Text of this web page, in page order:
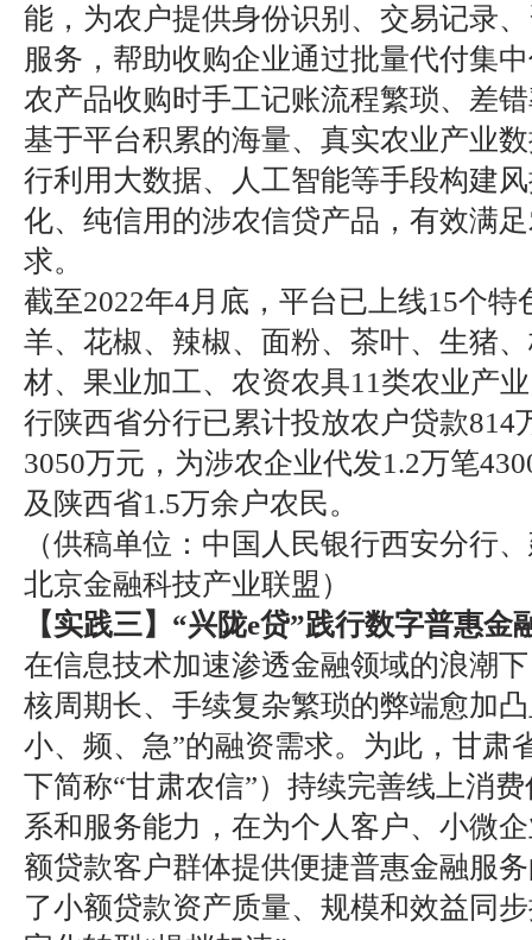
能，为农户提供身份识别、交易记录
服务，帮助收购企业通过批量代付集
农产品收购时手工记账流程繁琐、差
基于平台积累的海量、真实农业产业
行利用大数据、人工智能等手段构建
化、纯信用的涉农信贷产品，有效满
求。
截至2022年4月底，平台已上线15个
羊、花椒、辣椒、面粉、茶叶、生猪
材、果业加工、农资农具11类农业产
行陕西省分行已累计投放农户贷款814
3050万元，为涉农企业代发1.2万笔
及陕西省1.5万余户农民。
（供稿单位：中国人民银行西安分行
北京金融科技产业联盟）
【实践三】“兴陇e贷”践行数字普惠金
在信息技术加速渗透金融领域的浪潮
核周期长、手续复杂繁琐的弊端愈加
小、频、急”的融资需求。为此，甘肃
下简称“甘肃农信”）持续完善线上消
系和服务能力，在为个人客户、小微
额贷款客户群体提供便捷普惠金融服
了小额贷款资产质量、规模和效益同